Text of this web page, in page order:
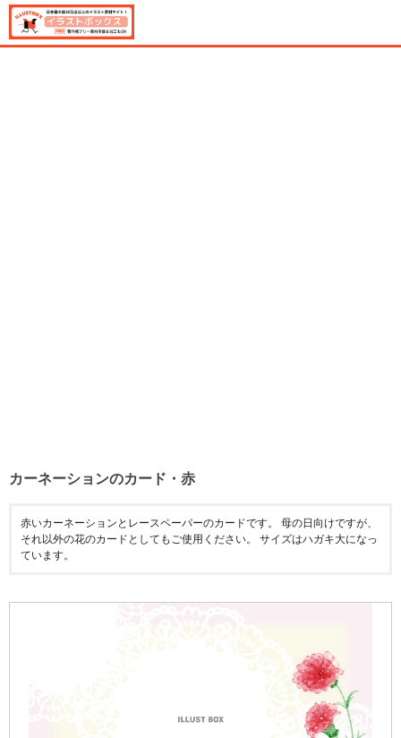
カーネーションのカード・赤
赤いカーネーションとレースペーパーのカードです。 母の日向けですが、
それ以外の花のカードとしてもご使用ください。 サイズはハガキ大になっ
ています。